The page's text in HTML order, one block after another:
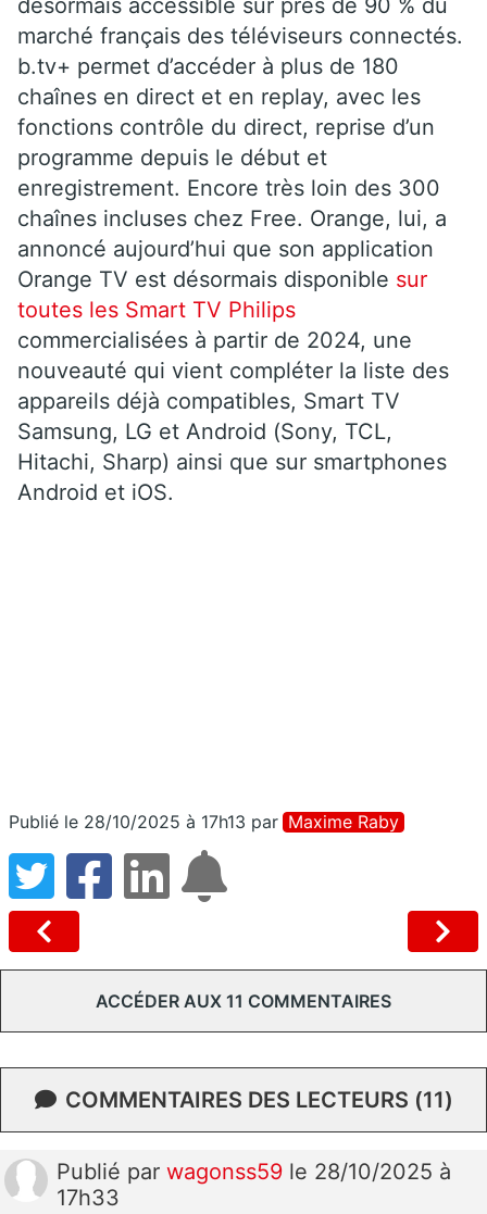
désormais accessible sur près de 90 % du
marché français des téléviseurs connectés.
b.tv+ permet d’accéder à plus de 180
chaînes en direct et en replay, avec les
fonctions contrôle du direct, reprise d’un
programme depuis le début et
enregistrement. Encore très loin des 300
chaînes incluses chez Free. Orange, lui, a
annoncé aujourd’hui que son application
Orange TV est désormais disponible sur
toutes les Smart TV Philips
commercialisées à partir de 2024, une
nouveauté qui vient compléter la liste des
appareils déjà compatibles, Smart TV
Samsung, LG et Android (Sony, TCL,
Hitachi, Sharp) ainsi que sur smartphones
Android et iOS.
Publié le 28/10/2025 à 17h13 par Maxime Raby
ACCÉDER AUX 11 COMMENTAIRES
COMMENTAIRES DES LECTEURS (11)
Publié par wagonss59 le 28/10/2025 à
17h33